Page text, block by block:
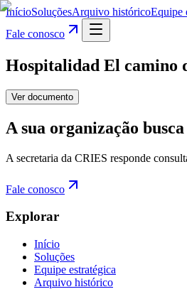
InícioSoluçõesArquivo históricoEquipe
Fale conosco
Hospitalidad El camino
Ver documento
A sua organização
A secretaria da CRIES responde
Fale conosco
Explorar
Início
Soluções
Equipe estratégica
Arquivo histórico